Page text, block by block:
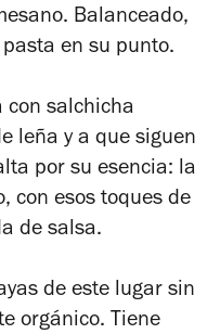
Balanceado,
en su punto.
con salchicha
leña y a que siguen
por su esencia: la
con esos toques de
de salsa.
de este lugar sin
orgánico. Tiene